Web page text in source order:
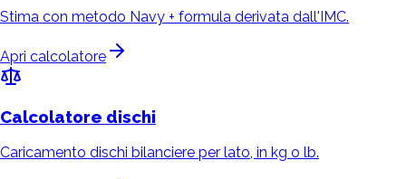
Stima con metodo Navy + formula derivata dall'IMC.
Apri calcolatore
Calcolatore dischi
Caricamento dischi bilanciere per lato, in kg o lb.